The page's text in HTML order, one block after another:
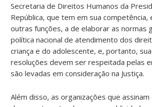
Secretaria de Direitos Humanos da
República, que tem em sua competência,
outras funções, a de elaborar as normas
política nacional de atendimento dos
criança e do adolescente, e, portanto,
resoluções devem ser respeitada pelas
são levadas em consideração na Justiça.
Além disso, as organizações que assinam